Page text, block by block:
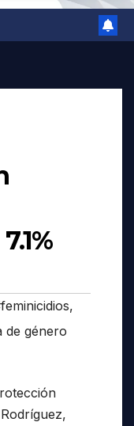
,
de género